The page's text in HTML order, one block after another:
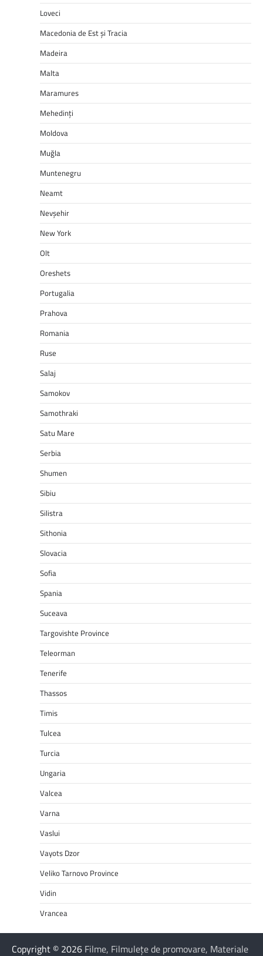
Loveci
Macedonia de Est și Tracia
Madeira
Malta
Maramures
Mehedinți
Moldova
Muğla
Muntenegru
Neamt
Nevşehir
New York
Olt
Oreshets
Portugalia
Prahova
Romania
Ruse
Salaj
Samokov
Samothraki
Satu Mare
Serbia
Shumen
Sibiu
Silistra
Sithonia
Slovacia
Sofia
Spania
Suceava
Targovishte Province
Teleorman
Tenerife
Thassos
Timis
Tulcea
Turcia
Ungaria
Valcea
Varna
Vaslui
Vayots Dzor
Veliko Tarnovo Province
Vidin
Vrancea
Copyright © 2026 Filme, Filmulețe de promovare, Materiale